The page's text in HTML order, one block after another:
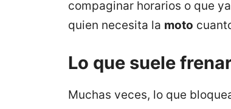
compaginar horarios o que
quien necesita la moto
Lo que suele
Muchas veces, lo que